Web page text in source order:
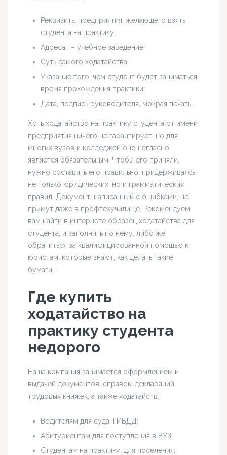
Реквизиты предприятия, желающего взять
студента на практику;
Адресат – учебное заведение;
Суть самого ходатайства;
Указание того, чем студент будет заниматься,
время прохождения практики;
Дата, подпись руководителя, мокрая печать.
Хоть ходатайство на практику студента от имени
предприятия ничего не гарантирует, но для
многих вузов и колледжей оно негласно
является обязательным. Чтобы его приняли,
нужно составить его правильно, придерживаясь
не только юридических, но и грамматических
правил. Документ, написанный с ошибками, не
примут даже в профтехучилище. Рекомендуем
вам найти в интернете образец ходатайства для
студента, и заполнить по нему, либо же
обратиться за квалифицированной помощью к
юристам, которые знают, как делать такие
бумаги.
Где купить
ходатайство на
практику студента
недорого
Наша компания занимается оформлением и
выдачей документов, справок, деклараций,
трудовых книжек, а также ходатайств:
Водителям для суда, ГИБДД;
Абитуриентам для поступления в ВУЗ;
Студентам на практику, для поселения;